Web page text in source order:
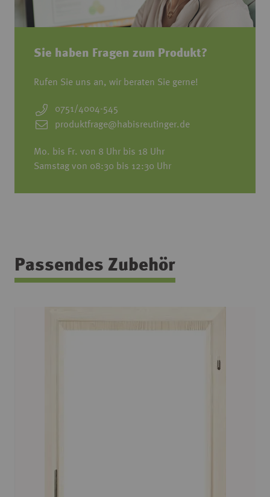
Sie haben Fragen zum Produkt?
Rufen Sie uns an, wir beraten Sie gerne!
0751/4004-545
produktfrage@habisreutinger.de
Mo. bis Fr. von 8 Uhr bis 18 Uhr
Samstag von 08:30 bis 12:30 Uhr
Passendes Zubehör